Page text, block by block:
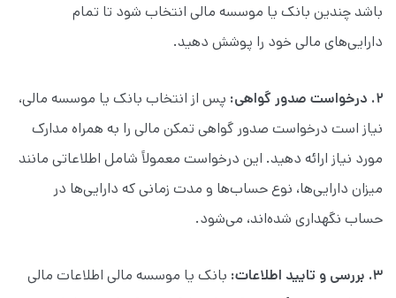
باشد چندین بانک یا موسسه مالی انتخاب شود تا تمام
دارایی‌های مالی خود را پوشش دهید.
۲. درخواست صدور گواهی:
پس از انتخاب بانک یا موسسه مالی،
نیاز است درخواست صدور گواهی تمکن مالی را به همراه مدارک
مورد نیاز ارائه دهید. این درخواست معمولاً شامل اطلاعاتی مانند
میزان دارایی‌ها، نوع حساب‌ها و مدت زمانی که دارایی‌ها در
حساب نگهداری شده‌اند، می‌شود.
۳. بررسی و تایید اطلاعات:
بانک یا موسسه مالی اطلاعات مالی